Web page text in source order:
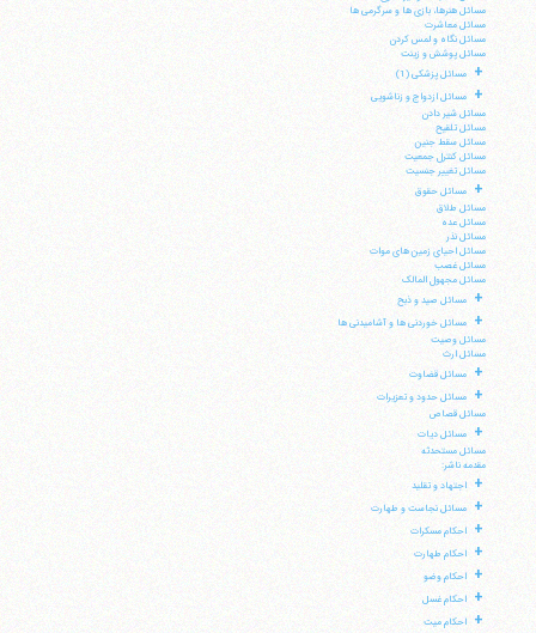
مسائل هنرها، بازی ها و سرگرمی ها
مسائل معاشرت
مسائل نگاه و لمس کردن
مسائل پوشش و زینت
+ مسائل پزشکی (1)
+
مسائل ازدواج و زناشویی
مسائل شیر دادن
مسائل تلقیح
مسائل سقط جنین
مسائل کنترل جمعیت
مسائل تغییر جنسیت
+
مسائل حقوق
مسائل طلاق
مسائل عده
مسائل نذر
مسائل احیای زمین های موات
مسائل غصب
مسائل مجهول المالک
+ مسائل صید و ذبح
+
مسائل خوردنی ها و آشامیدنی ها
مسائل وصیت
مسائل ارث
+ مسائل قضاوت
+
مسائل حدود و تعزیرات
مسائل قصاص
+
مسائل دیات
مسائل مستحدثه
مقدمه ناشر:
+ اجتهاد و تقلید
+ مسائل نجاست و طهارت
+ احکام مسکرات
+ احکام طهارت
+ احکام وضو
+ احکام غسل
+ احکام میت